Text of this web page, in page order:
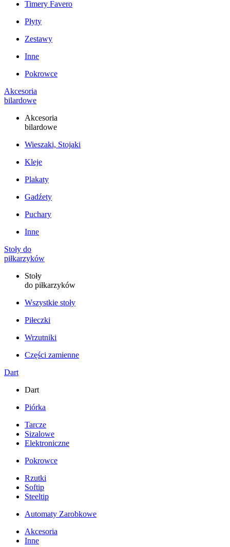
Timery Favero
Płyty
Zestawy
Inne
Pokrowce
Akcesoria
bilardowe
Akcesoria
bilardowe
Wieszaki, Stojaki
Kleje
Plakaty
Gadźety
Puchary
Inne
Stoły do
piłkarzyków
Stoły
do piłkarzyków
Wszystkie stoły
Piłeczki
Wrzutniki
Części zamienne
Dart
Dart
Piórka
Tarcze
Sizalowe
Elektroniczne
Pokrowce
Rzutki
Softip
Steeltip
Automaty Zarobkowe
Akcesoria
Inne